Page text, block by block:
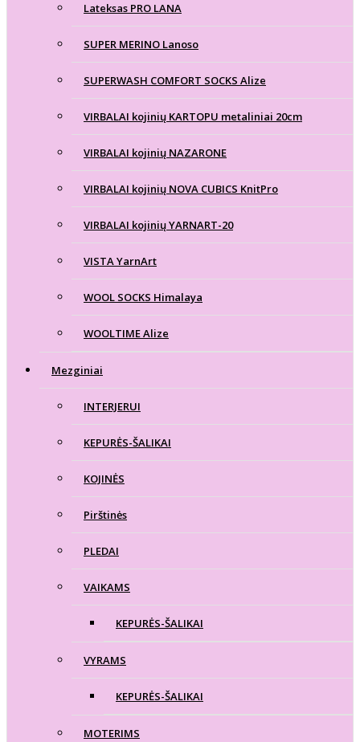
Lateksas PRO LANA
SUPER MERINO Lanoso
SUPERWASH COMFORT SOCKS Alize
VIRBALAI kojinių KARTOPU metaliniai 20cm
VIRBALAI kojinių NAZARONE
VIRBALAI kojinių NOVA CUBICS KnitPro
VIRBALAI kojinių YARNART-20
VISTA YarnArt
WOOL SOCKS Himalaya
WOOLTIME Alize
Mezginiai
INTERJERUI
KEPURĖS-ŠALIKAI
KOJINĖS
Pirštinės
PLEDAI
VAIKAMS
KEPURĖS-ŠALIKAI
VYRAMS
KEPURĖS-ŠALIKAI
MOTERIMS